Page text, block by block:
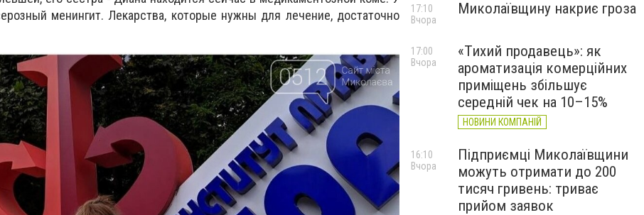
менингит. Лекарства, которые нужны для лечение, достаточно
Миколаївщину накриє гроза
17:10
Вчора
«Тихий продавець»: як
ароматизація комерційних
приміщень збільшує
середній чек на 10–15%
НОВИНИ КОМПАНІЙ
17:00
Вчора
Підприємці Миколаївщини
можуть отримати до 200
тисяч гривень: триває
прийом заявок
16:10
Вчора